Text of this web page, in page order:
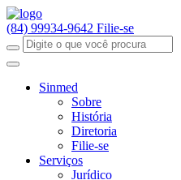
(84) 99934-9642 Filie-se
Sinmed
Sobre
História
Diretoria
Filie-se
Serviços
Jurídico